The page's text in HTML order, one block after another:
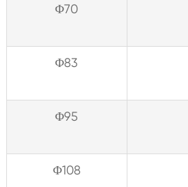
Φ70
Φ83
Φ95
Φ108